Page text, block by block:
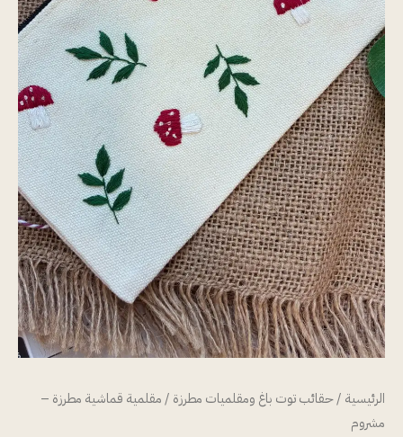
الرئيسية /حقائب توت باغ ومقلميات مطرزة / مقلمية قماشية مطرزة –
مشروم